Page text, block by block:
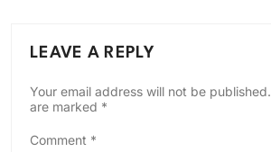
LEAVE A REPLY
Your email address will not be published.
are marked *
Comment *